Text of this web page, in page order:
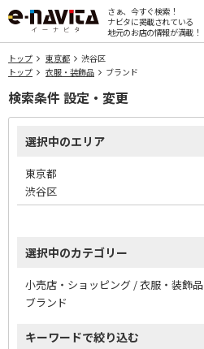
さぁ、今すぐ検索！
ナビタに掲載されている
地元のお店の情報が満載！
トップ 東京都
渋谷区
トップ
衣服・装飾品 ブランド
検索条件 設定・変更
選択中のエリア
東京都
渋谷区
選択中のカテゴリー
小売店・ショッピング / 衣服・装飾品
ブランド
キーワードで絞り込む